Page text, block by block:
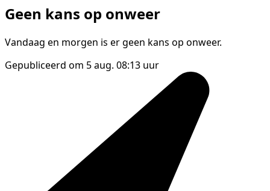
Geen kans op onweer
Vandaag en morgen is er geen kans op onweer.
Gepubliceerd om 5 aug. 08:13 uur